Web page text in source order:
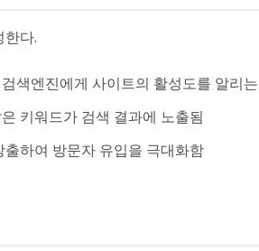
다.
색엔진에게 사이트의 활성도를 알리
키워드가 검색 결과에 노출됨
하여 방문자 유입을 극대화함